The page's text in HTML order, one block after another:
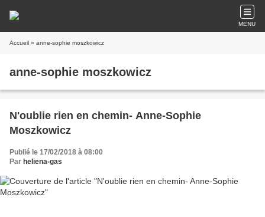
MENU
Accueil » anne-sophie moszkowicz
anne-sophie moszkowicz
N'oublie rien en chemin- Anne-Sophie
Moszkowicz
Publié le 17/02/2018 à 08:00
Par heliena-gas